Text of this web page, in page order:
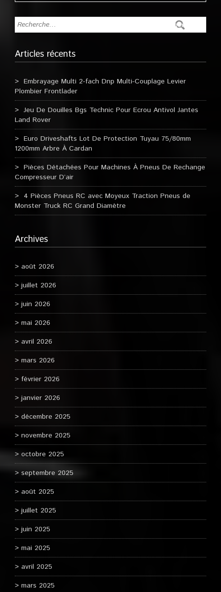
Articles récents
Embrayage Multi 2-fach Dnp Multi-Couplage Levier
Plombier Frontlader
Jeu De Douilles Bgs Technic Pour Ecrou Antivol Jantes
Land Rover
Euro Driveshafts Lot De Protection Tuyau 75/80mm
1200mm Arbre À Cardan
Pièces Détachées Pour Machines À Pneus De Rechange
Compresseur D’air
4 Pièces Pneus RC avec Moyeux Traction Pneus de
Monster Truck RC Grand Diamètre
Archives
août 2026
juillet 2026
juin 2026
mai 2026
avril 2026
mars 2026
février 2026
janvier 2026
décembre 2025
novembre 2025
octobre 2025
septembre 2025
août 2025
juillet 2025
juin 2025
mai 2025
avril 2025
mars 2025